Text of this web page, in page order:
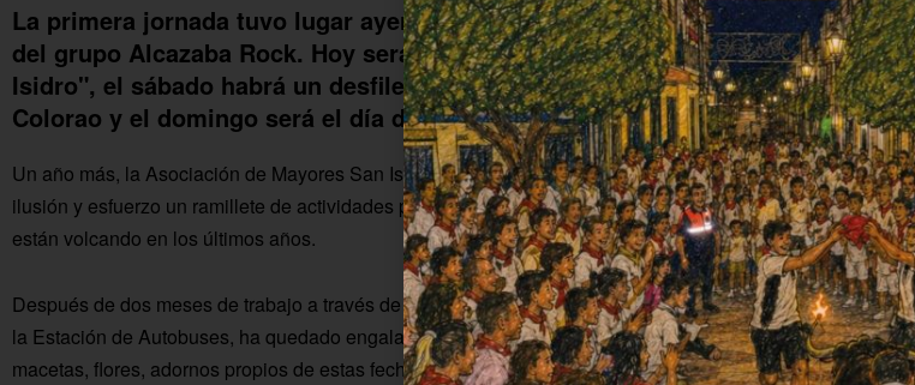
La primera jornada tuvo lugar ayer jueves con cante flamenco y la actuación
del grupo Alcazaba Rock. Hoy será el turno del Coro Rociero "Amigos de San
Isidro", el sábado habrá un desfile de trajes de gitana y el concierto de Gasoil
Colorao y el domingo será el día del socio con paella y música ambiente.
Un año más, la Asociación de Mayores San Isidro Labrador de Fuente Palmera ha preparado con mucha
ilusión y esfuerzo un ramillete de actividades para la fiesta de la Cruz de Mayo, el evento en el que se
están volcando en los últimos años.
Después de dos meses de trabajo a través de un taller de manualidades, la sede, situada en el edificio de
la Estación de Autobuses, ha quedado engalanada tanto por fuera como por dentro con murales, farolillos,
macetas, flores, adornos propios de estas fechas y sobre todo,peinetas, que es el elemento estrella de